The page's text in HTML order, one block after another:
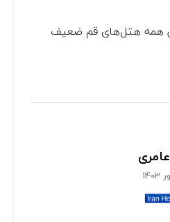
همه هتل‌های قم ضعیف